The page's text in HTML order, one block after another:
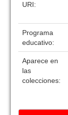
URI:
Programa
educativo:
Aparece en
las
colecciones: